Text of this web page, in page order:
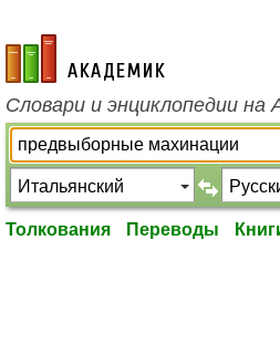
academic.ru
Словари и энциклопедии на
Толкования Переводы